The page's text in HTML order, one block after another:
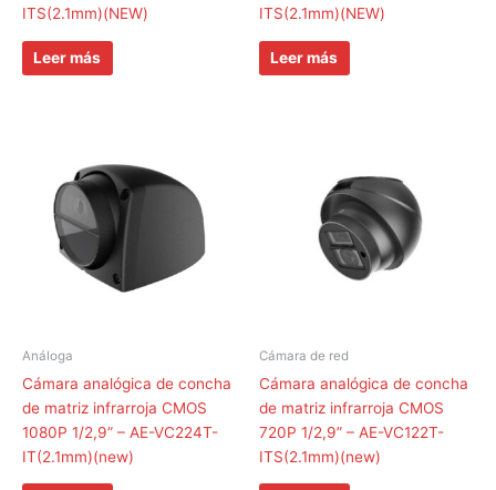
ITS(2.1mm)(NEW)
Leer más
ITS(2.1mm)(NEW)
Leer más
Análoga
Cámara analógica de concha
de matriz infrarroja CMOS
1080P 1/2,9” – AE-VC224T-
IT(2.1mm)(new)
Cámara de red
Cámara analógica de concha
de matriz infrarroja CMOS
720P 1/2,9” – AE-VC122T-
ITS(2.1mm)(new)